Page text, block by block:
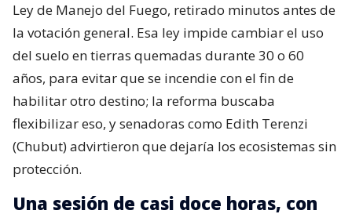
Ley de Manejo del Fuego, retirado minutos antes de
la votación general. Esa ley impide cambiar el uso
del suelo en tierras quemadas durante 30 o 60
años, para evitar que se incendie con el fin de
habilitar otro destino; la reforma buscaba
flexibilizar eso, y senadoras como Edith Terenzi
(Chubut) advirtieron que dejaría los ecosistemas sin
protección.
Una sesión de casi doce horas, con